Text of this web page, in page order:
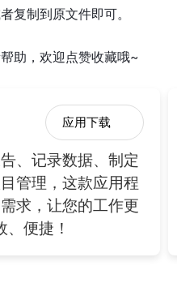
复制到原文件即可。
助，欢迎点赞收藏哦~
应用下载
、记录数据、制定
管理，这款应用程
求，让您的工作更
、便捷！